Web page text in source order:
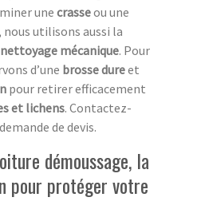
une crasseou une
, nous utilisons aussi la
nettoyage mécanique. Pour
d’une brosse dureet
pour retirer efficacement
et lichens. Contactez-
de devis.
démoussage, la
pour protéger votre